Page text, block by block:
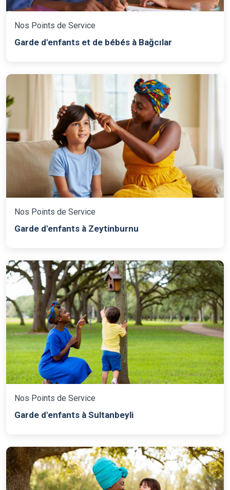
Nos Points de Service
Garde d'enfants et de bébés à Bağcılar
Nos Points de Service
Garde d'enfants à Zeytinburnu
Nos Points de Service
Garde d'enfants à Sultanbeyli